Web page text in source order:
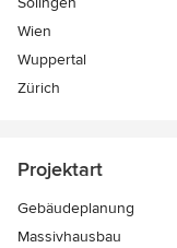
Wien
Wuppertal
Zürich
Projektart
Gebäudeplanung
Massivhausbau